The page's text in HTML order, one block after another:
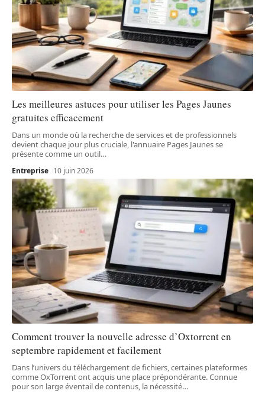
Les meilleures astuces pour utiliser les Pages Jaunes
gratuites efficacement
Dans un monde où la recherche de services et de professionnels
devient chaque jour plus cruciale, l'annuaire Pages Jaunes se
présente comme un outil…
Entreprise 10 juin 2026
Comment trouver la nouvelle adresse d’Oxtorrent en
septembre rapidement et facilement
Dans l’univers du téléchargement de fichiers, certaines plateformes
comme OxTorrent ont acquis une place prépondérante. Connue
pour son large éventail de contenus, la nécessité…